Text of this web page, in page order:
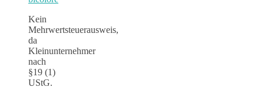
Kein
Mehrwertsteuerausweis,
da
Kleinunternehmer
nach
§19 (1)
UStG.